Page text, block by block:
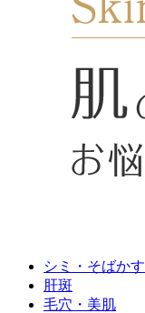
シミ・そばかす
肝斑
毛穴・美肌